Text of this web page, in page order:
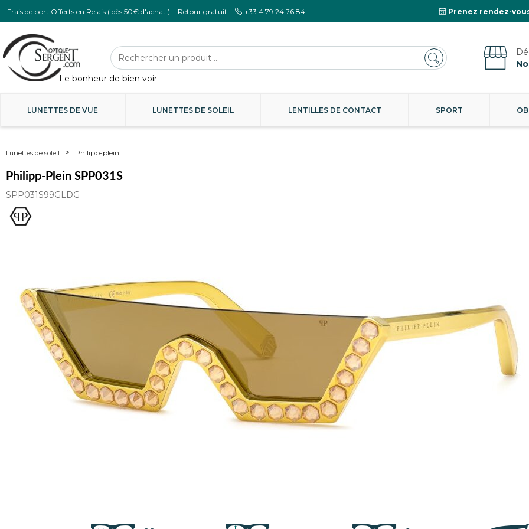
Frais de port Offerts en Relais ( dès 50€ d'achat ) Retour gratuit +33 4 79 24 76 84 Prenez rendez-
LUNETTES DE VUE LUNETTES DE SOLEIL LENTILLES DE CONTACT SPORT
Lunettes de soleil Philipp-plein
Philipp-Plein SPP031S
SPP031S99GLDG